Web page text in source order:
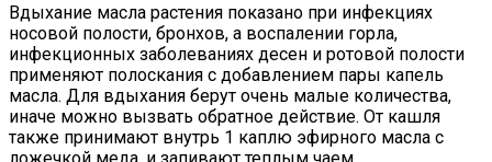
Вдыхание масла растения показано при инфекциях
носовой полости, бронхов, а воспалении горла,
инфекционных заболеваниях десен и ротовой полости
применяют полоскания с добавлением пары капель
масла. Для вдыхания берут очень малые количества,
иначе можно вызвать обратное действие. От кашля
также принимают внутрь 1 каплю эфирного масла с